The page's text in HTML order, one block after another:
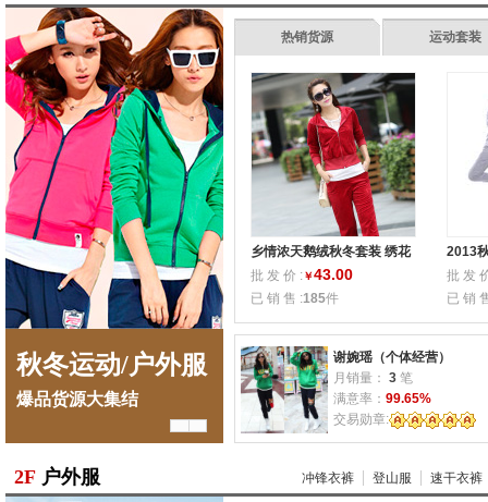
秋冬运动/户外服
爆品货源大集结
青春运动套装
厂家爆款抄底价
热销货源 运动套装
乡情浓天鹅绒秋冬套装 绣花
丝绒休闲运动套装 韩版修身
服939
批 发 价 :￥43.00
已 销 售 :185件
2013
闲运
装批
批 发
已 销
谢婉瑶（个体经营）
月销量： 3 笔
满意率： 99.65%
交易勋章:
2F 户外服 冲锋衣裤 登山服 速干衣裤